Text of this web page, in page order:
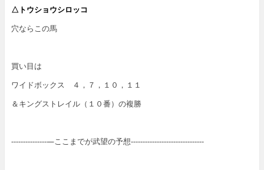
△トウショウシロッコ
穴ならこの馬
買い目は
ワイドボックス ４，７，１０，１１
＆キングストレイル（１０番）の複勝
---------------—ここまでが武望の予想-------------------------------